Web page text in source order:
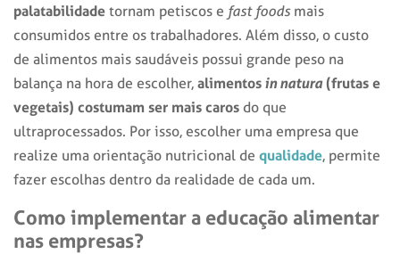
palatabilidade tornam petiscos e fast foodsmais
consumidos entre os trabalhadores. Além disso, o custo
de alimentos mais saudáveis possui grande peso na
balança na hora de escolher, alimentos in natura(frutas e
vegetais) costumam ser mais caros do que
ultraprocessados. Por isso, escolher uma empresa que
realize uma orientação nutricional de qualidade, permite
fazer escolhas dentro da realidade de cada um.
Como implementar a educação alimentar
nas empresas?